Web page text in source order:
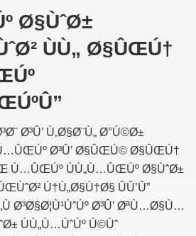
Ø§ÙˆØ±
ÙÙ„ Ø§ÛŒÚ†
Ø³Û’ Ù‚Ø§Ø¨Ù„ Ø°Ú©Ø±
Ø³Û’ Ø§ÛŒÚ© Ø§ÛŒÚ†
Ù…ÛŒÚº ÙÙ„Ù…ÛŒÚº Ø§ÙˆØ±
Ú†Ù„Ø§Ù†Ø§ ÛÛ’Û”
Ø³Ø§Ø¦Ù¹ÙˆÚº Ø³Û’ ØªÙ…Ø§Ù…
ÙÙ„Ù…ÙˆÚº Ú©Ùˆ